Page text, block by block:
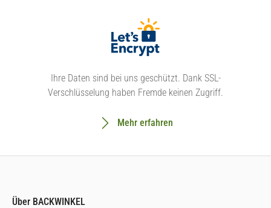
Ihre Daten sind bei uns geschützt. Dank SSL-
Verschlüsselung haben Fremde keinen Zugriff.
Mehr erfahren
Über BACKWINKEL